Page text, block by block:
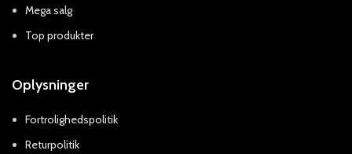
Mega salg
Top produkter
Oplysninger
Fortrolighedspolitik
Returpolitik